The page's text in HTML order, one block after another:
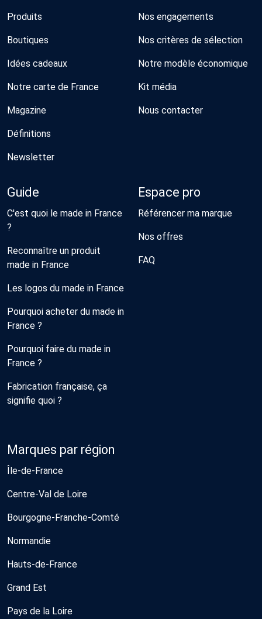
Produits
Boutiques
Idées cadeaux
Notre carte de France
Magazine
Définitions
Newsletter
Nos engagements
Nos critères de sélection
Notre modèle économique
Kit média
Nous contacter
Guide
C'est quoi le made in France
?
Reconnaître un produit
made in France
Les logos du made in France
Pourquoi acheter du made in
France ?
Pourquoi faire du made in
France ?
Fabrication française, ça
signifie quoi ?
Espace pro
Référencer ma marque
Nos offres
FAQ
Marques par région
Île-de-France
Centre-Val de Loire
Bourgogne-Franche-Comté
Normandie
Hauts-de-France
Grand Est
Pays de la Loire